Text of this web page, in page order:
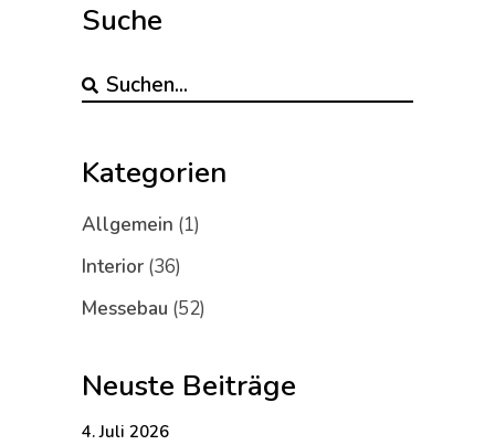
Suche
Kategorien
Allgemein (1)
Interior (36)
Messebau (52)
Neuste Beiträge
4. Juli 2026